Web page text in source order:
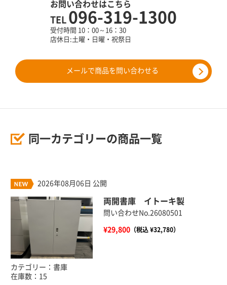
お問い合わせはこちら
TEL 096-319-1300
受付時間 10：00～16：30
店休日:土曜・日曜・祝祭日
メールで商品を問い合わせる
同一カテゴリーの商品一覧
2026年08月06日 公開
両開書庫 イトーキ製
問い合わせNo.26080501
¥29,800（税込 ¥32,780）
カテゴリー：書庫
在庫数：15